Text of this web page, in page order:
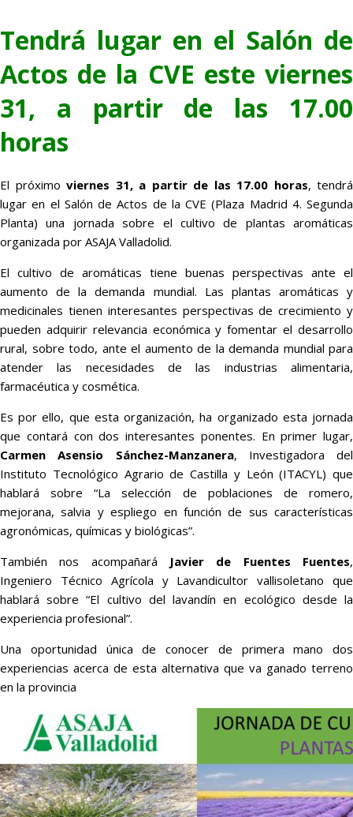
Tendrá lugar en el Salón de
Actos de la CVE este viernes
31, a partir de las 17.00
horas
El próximo viernes 31, a partir de las 17.00 horas, tendrá
lugar en el Salón de Actos de la CVE (Plaza Madrid 4. Segunda
Planta) una jornada sobre el cultivo de plantas aromáticas
organizada por ASAJA Valladolid.
El cultivo de aromáticas tiene buenas perspectivas ante el
aumento de la demanda mundial. Las plantas aromáticas y
medicinales tienen interesantes perspectivas de crecimiento y
pueden adquirir relevancia económica y fomentar el desarrollo
rural, sobre todo, ante el aumento de la demanda mundial para
atender las necesidades de las industrias alimentaria,
farmacéutica y cosmética.
Es por ello, que esta organización, ha organizado esta jornada
que contará con dos interesantes ponentes. En primer lugar,
Carmen Asensio Sánchez-Manzanera, Investigadora del
Instituto Tecnológico Agrario de Castilla y León (ITACYL) que
hablará sobre “La selección de poblaciones de romero,
mejorana, salvia y espliego en función de sus características
agronómicas, químicas y biológicas”.
También nos acompañará Javier de Fuentes Fuentes,
Ingeniero Técnico Agrícola y Lavandicultor vallisoletano que
hablará sobre “El cultivo del lavandín en ecológico desde la
experiencia profesional”.
Una oportunidad única de conocer de primera mano dos
experiencias acerca de esta alternativa que va ganado terreno
en la provincia